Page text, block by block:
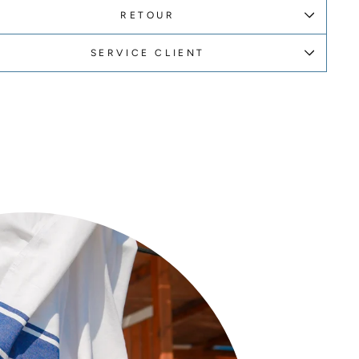
RETOUR
SERVICE CLIENT